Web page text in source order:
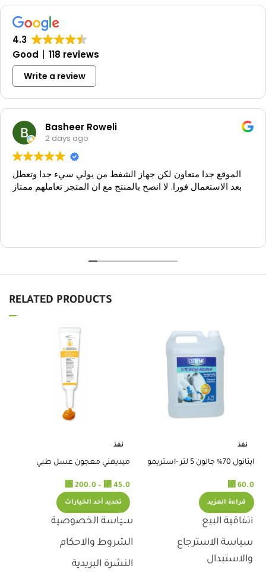
توفير ضغط خفيف للمساعدة في تقليل التورم والإجهاد العضلي.
مناسب للإصابات الخفيفة مثل التواء الكاحل أو التهابات الأوتار.
Good
Write a review
Basheer Roweli
بعد الاستعمال فورا. لا انصح بالمنتج مع ان المتجر تعاملهم ممتاز
RELATED PRODUCTS
ايثانول 70% جالون 5 لتر -استريمو
60.0
ميديهني معجون عسل طبي
لمعالجة الجروح 20ج 398
⃁
تحديد أحد الخيارات